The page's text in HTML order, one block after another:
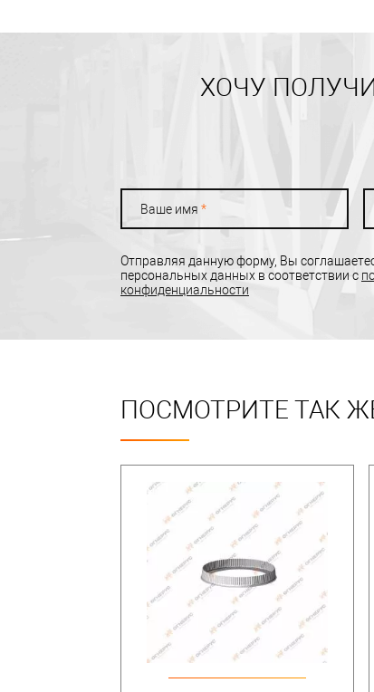
ХОЧУ
Ваше имя *
Отправляя данную форму, Вы
персональных данных в соответствии с
конфиденциальности
ПОСМОТРИТЕ ТАК